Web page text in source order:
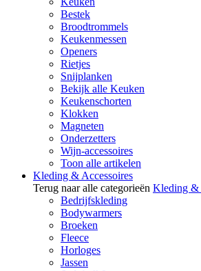
Bestek
Broodtrommels
Keukenmessen
Openers
Rietjes
Snijplanken
Bekijk alle Keuken
Keukenschorten
Klokken
Magneten
Onderzetters
Wijn-accessoires
Toon alle artikelen
Kleding & Accessoires
Terug naar alle categorieën Kleding &
Bedrijfskleding
Bodywarmers
Broeken
Fleece
Horloges
Jassen